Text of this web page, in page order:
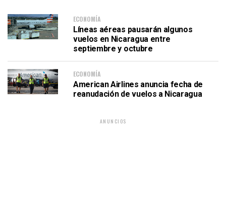
ECONOMÍA
Líneas aéreas pausarán algunos
vuelos en Nicaragua entre
septiembre y octubre
ECONOMÍA
American Airlines anuncia fecha de
reanudación de vuelos a Nicaragua
ANUNCIOS